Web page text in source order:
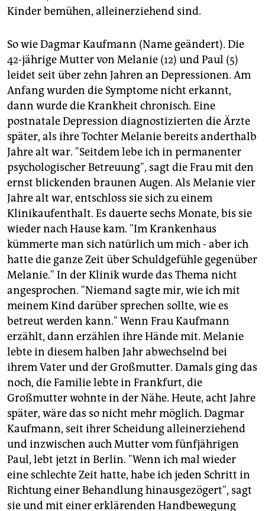
Kinder bemühen, alleinerziehend sind.
So wie Dagmar Kaufmann (Name geändert). Die
42-jährige Mutter von Melanie (12) und Paul (5)
leidet seit über zehn Jahren an Depressionen. Am
Anfang wurden die Symptome nicht erkannt,
dann wurde die Krankheit chronisch. Eine
postnatale Depression diagnostizierten die Ärzte
später, als ihre Tochter Melanie bereits anderthalb
Jahre alt war. "Seitdem lebe ich in permanenter
psychologischer Betreuung", sagt die Frau mit den
ernst blickenden braunen Augen. Als Melanie vier
Jahre alt war, entschloss sie sich zu einem
Klinikaufenthalt. Es dauerte sechs Monate, bis sie
wieder nach Hause kam. "Im Krankenhaus
kümmerte man sich natürlich um mich - aber ich
hatte die ganze Zeit über Schuldgefühle gegenüber
Melanie." In der Klinik wurde das Thema nicht
angesprochen. "Niemand sagte mir, wie ich mit
meinem Kind darüber sprechen sollte, wie es
betreut werden kann." Wenn Frau Kaufmann
erzählt, dann erzählen ihre Hände mit. Melanie
lebte in diesem halben Jahr abwechselnd bei
ihrem Vater und der Großmutter. Damals ging das
noch, die Familie lebte in Frankfurt, die
Großmutter wohnte in der Nähe. Heute, acht Jahre
später, wäre das so nicht mehr möglich. Dagmar
Kaufmann, seit ihrer Scheidung alleinerziehend
und inzwischen auch Mutter vom fünfjährigen
Paul, lebt jetzt in Berlin. "Wenn ich mal wieder
eine schlechte Zeit hatte, habe ich jeden Schritt in
Richtung einer Behandlung hinausgezögert", sagt
sie und mit einer erklärenden Handbewegung